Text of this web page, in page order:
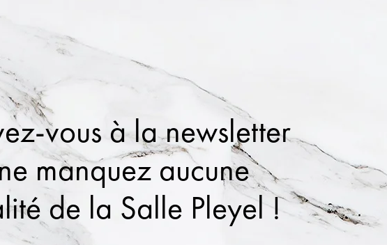
vous à la newsletter
manquez aucune
de la Salle Pleyel !